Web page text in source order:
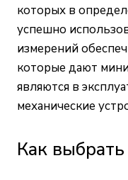
которых в
успешно
измерений
которые дают
являются в
механические
Как